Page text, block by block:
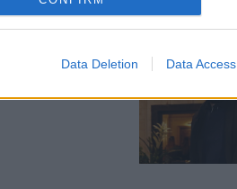
Data Deletion Data Access
l’ex
e sconcerto